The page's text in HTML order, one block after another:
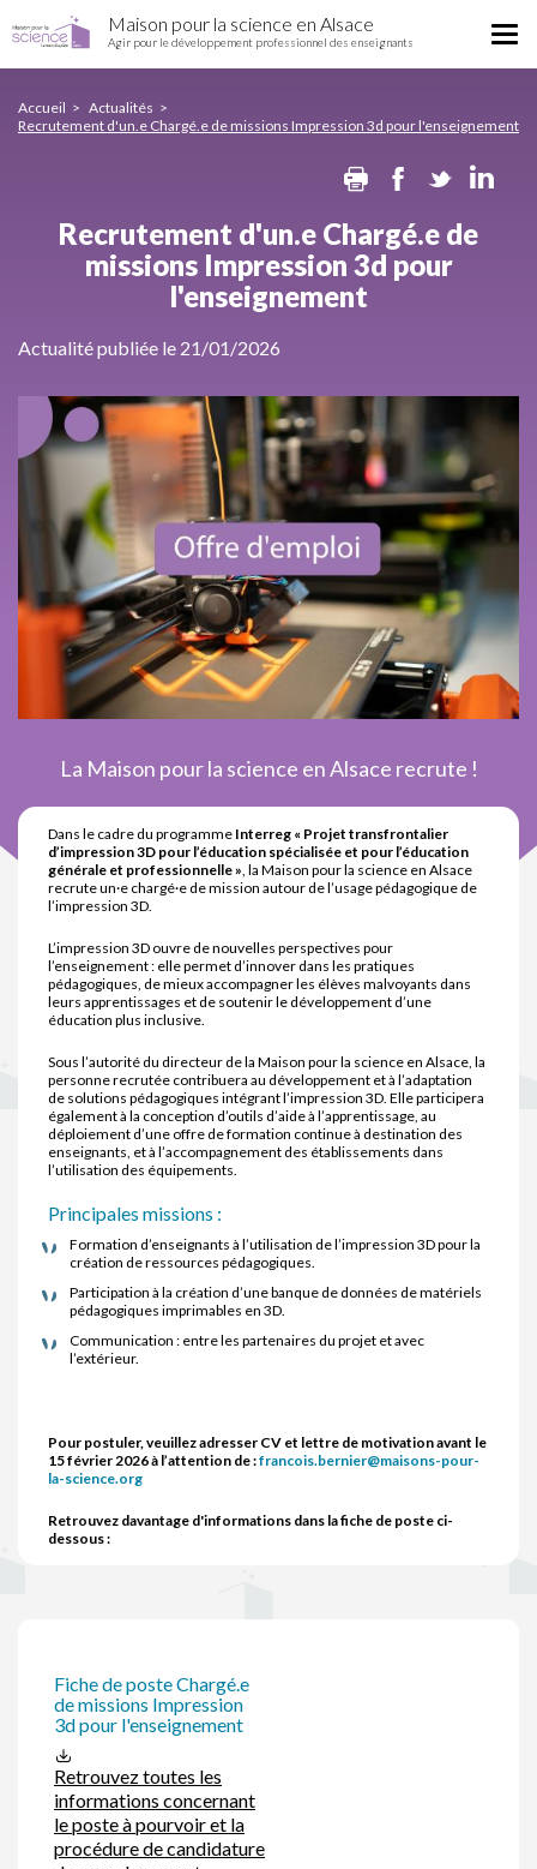
Recrutement
d'un.e
missions
Impression
au
Maison pour la science en Alsace
Agir pour le développement professionnel des enseignants
Accueil
Actualités
Recrutement d'un.e Chargé.e de missions Impression 3d pour l'enseignement
PrintFacebook
Recrutement d'un.e Chargé.e de
missions Impression 3d pour
l'enseignement
Actualité publiée le 21/01/2026
La Maison pour la science en Alsace recrute !
Dans le cadre du programme Interreg « Projet transfrontalier
d’impression 3D pour l’éducation spécialisée et pour l’éducation
générale et professionnelle », la Maison pour la science en Alsace
recrute un·e chargé·e de mission autour de l’usage pédagogique de
l’impression 3D.
L’impression 3D ouvre de nouvelles perspectives pour
l’enseignement : elle permet d’innover dans les pratiques
pédagogiques, de mieux accompagner les élèves malvoyants dans
leurs apprentissages et de soutenir le développement d’une
éducation plus inclusive.
Sous l’autorité du directeur de la Maison pour la science en Alsace, la
personne recrutée contribuera au développement et à l’adaptation
de solutions pédagogiques intégrant l’impression 3D. Elle participera
également à la conception d’outils d’aide à l’apprentissage, au
déploiement d’une offre de formation continue à destination des
enseignants, et à l’accompagnement des établissements dans
l’utilisation des équipements.
Principales missions :
Formation d’enseignants à l’utilisation de l’impression 3D pour la
création de ressources pédagogiques.
Participation à la création d’une banque de données de matériels
pédagogiques imprimables en 3D.
Communication : entre les partenaires du projet et avec
l’extérieur.
Pour postuler, veuillez adresser CV et lettre de motivation avant le
15 février 2026 à l’attention de :francois.bernier@maisons-pour-
la-science.org
Retrouvez davantage d'informations dans la fiche de poste ci-
dessous :
Fiche de poste Chargé.e
de missions Impression
3d pour l'enseignement
Retrouvez toutes les
informations concernant
le poste à pourvoir et la
procédure de candidature